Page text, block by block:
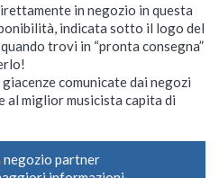
in negozio in questa
indicata sotto il logo del
trovi in “pronta consegna”
comunicate dai negozi
al miglior musicista capita di
negozio partner